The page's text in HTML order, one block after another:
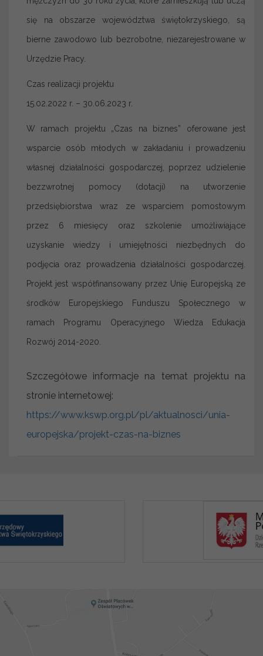
się na obszarze województwa świętokrzyskiego, są
bierne zawodowo lub bezrobotne, niezarejestrowane w
Urzędzie Pracy.
Czas realizacji projektu
15.02.2022 r. – 30.06.2023 r.
W ramach projektu „Czas na biznes” oferowane jest
wsparcie osób młodych w zakładaniu i prowadzeniu
własnej działalności gospodarczej, poprzez udzielenie
bezzwrotnej pomocy (dotacji) na utworzenie
przedsiębiorstwa wraz ze wsparciem pomostowym
przez 6 miesięcy oraz szkolenie umożliwiające
uzyskanie wiedzy i umiejętności niezbędnych do
podjęcia oraz prowadzenia działalności gospodarczej.
Projekt jest współfinansowany przez Unię Europejską ze
środków Europejskiego Funduszu Społecznego w
ramach Programu Operacyjnego Wiedza Edukacja
Rozwój 2014-2020.
Szczegółowe informacje na temat projektu na
stronie internetowej:
https://www.kswp.org.pl/pl/aktualnosci/unia-
europejska/projekt-czas-na-biznes